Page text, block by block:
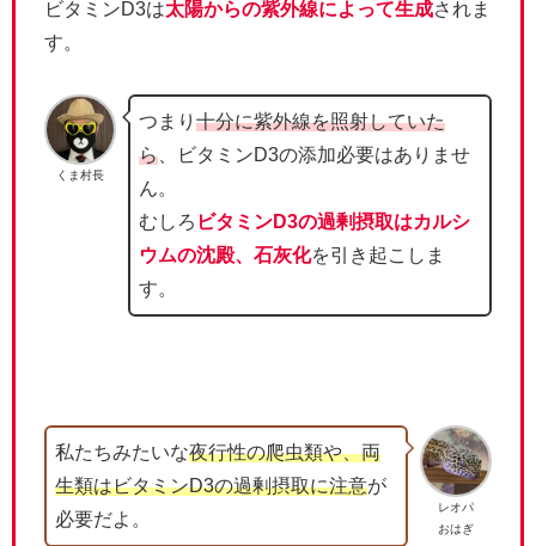
ビタミンD3は太陽からの紫外線によって生成されま
す。
くま村長
つまり 十分に紫外線を照射していた
ら、ビタミンD3の添加必要はありませ
ん。
むしろ ビタミンD3の過剰摂取はカルシ
ウムの沈殿、石灰化を引き起こしま
す。
レオパ
おはぎ
私たちみたいな夜行性の爬虫類や、両
生類はビタミンD3の過剰摂取に注意が
必要だよ。